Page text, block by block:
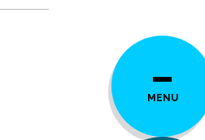
MENU